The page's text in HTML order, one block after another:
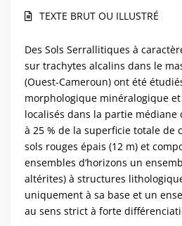
TEXTE BRUT OU ILLUSTRÉ
Des Sols Serrallitiques à
sur trachytes alcalins dans le
(Ouest-Cameroun) ont été
morphologique minéralogique
localisés dans la partie médiane
à 25 % de la superficie totale de
sols rouges épais (12 m) et
ensembles d’horizons un
altérites) à structures
uniquement à sa base et un
au sens strict à forte